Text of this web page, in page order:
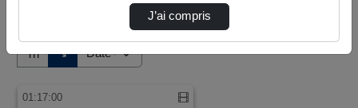
Tri ↘
01:17:00
J’ai compris